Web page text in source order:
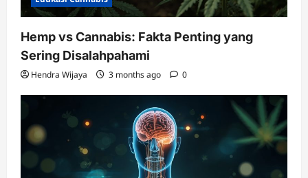
Hemp vs Cannabis: Fakta Penting yang
Sering Disalahpahami
Hendra Wijaya 3 months ago 0